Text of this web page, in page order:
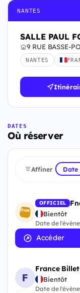
NANTES
SALLE PAUL
9 RUE BASSE-
NANTES
DATES
Où réserver
Affiner Date
OFFICIEL
Bientôt
Date de
Accéder
France Billet
Bientôt
Date de